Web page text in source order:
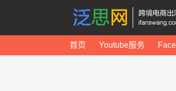
首页 Youtube服务